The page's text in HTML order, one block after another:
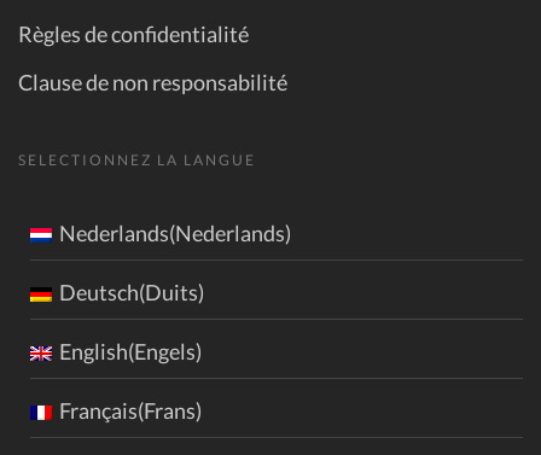
Règles de confidentialité
Clause de non responsabilité
SELECTIONNEZ LA LANGUE
Nederlands(Nederlands)
Deutsch(Duits)
English(Engels)
Français(Frans)